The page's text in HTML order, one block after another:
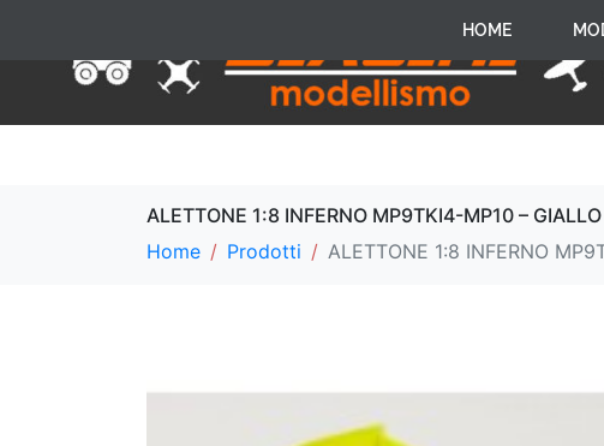
HOME
ALETTONE 1:8 INFERNO MP9TKI4-MP10 – GIALLO
Home
Prodotti ALETTONE 1:8 INFERNO